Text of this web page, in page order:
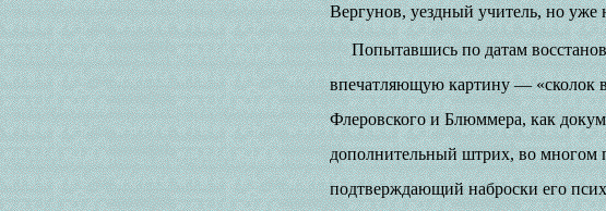
Вергунов, уездный учитель, но
Попытавшись по датам
впечатляющую картину — «сколок
Флеровского и Блюммера, как
дополнительный штрих, во многом
подтверждающий наброски его